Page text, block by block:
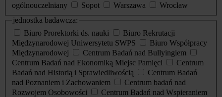
ogólnouczelniany
Sopot Warszawa
Wrocław
jednostka badawcza:
Biuro Prorektorki ds. nauki
Biuro Rekrutacji
Międzynarodowej Uniwersytetu SWPS
Biuro Współpracy
Międzynarodowej
Centrum Badań nad Bullyingiem
Centrum Badań nad Ekonomiką Miejsc Pamięci
Centrum
Badań nad Historią i Sprawiedliwością
Centrum Badań
nad Poznaniem i Zachowaniem
Centrum badań nad
Rozwojem Osobowości
Centrum Badań nad Wspieraniem